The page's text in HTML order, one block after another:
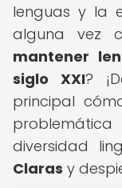
lenguas y la
alguna vez
mantener
siglo XXI?
principal
diversidad
Claras y